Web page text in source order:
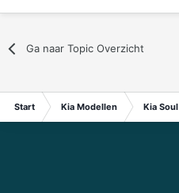
Ga naar Topic Overzicht
Start Kia Modellen Kia Soul